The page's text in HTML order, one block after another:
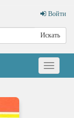
Войти
Искать
Меню